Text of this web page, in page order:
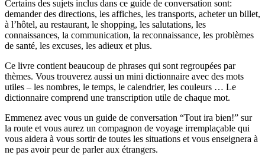
Certains des sujets inclus dans ce guide de conversation sont:
demander des directions, les affiches, les transports, acheter un billet,
à l’hôtel, au restaurant, le shopping, les salutations, les
connaissances, la communication, la reconnaissance, les problèmes
de santé, les excuses, les adieux et plus.
Ce livre contient beaucoup de phrases qui sont regroupées par
thèmes. Vous trouverez aussi un mini dictionnaire avec des mots
utiles – les nombres, le temps, le calendrier, les couleurs … Le
dictionnaire comprend une transcription utile de chaque mot.
Emmenez avec vous un guide de conversation “Tout ira bien!” sur
la route et vous aurez un compagnon de voyage irremplaçable qui
vous aidera à vous sortir de toutes les situations et vous enseignera à
ne pas avoir peur de parler aux étrangers.